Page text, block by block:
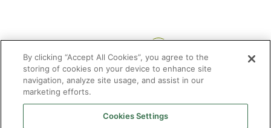
By clicking “Accept All Cookies”, you agree to the
storing of cookies on your device to enhance site
navigation, analyze site usage, and assist in our
marketing efforts.
Cookies Settings